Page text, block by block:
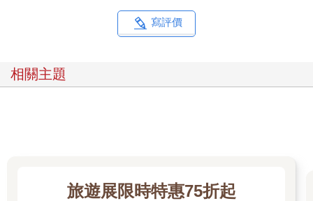
寫評價
相關主題
旅遊展限時特惠75折起